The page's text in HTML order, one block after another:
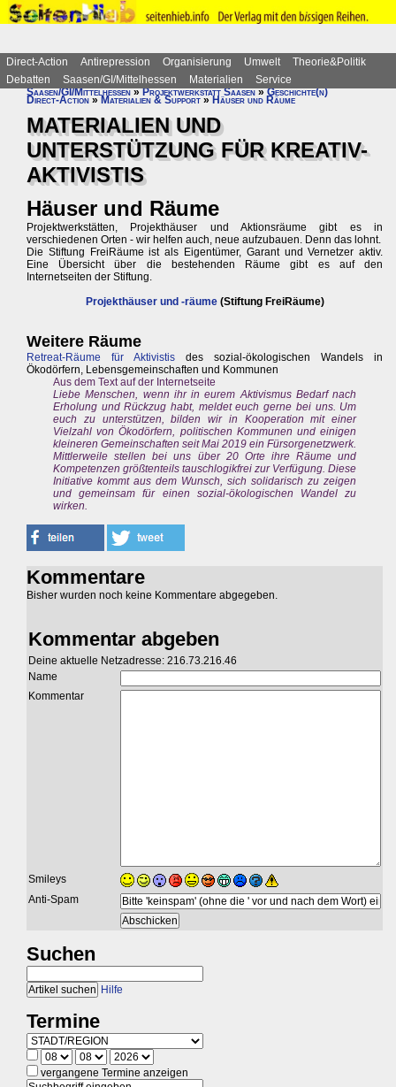
Direct-Action Antirepression Organisierung Umwelt
Theorie&Politik
Debatten
Saasen/GI/Mittelhessen Materialien
Service
Saasen/GI/Mittelhessen»Projektwerkstatt Saasen»Geschichte(n)
Direct-Action » Materialien & Support » Häuser und Räume
MATERIALIEN UND
UNTERSTÜTZUNG FÜR KREATIV-
AKTIVISTIS
Häuser und Räume
Projektwerkstätten, Projekthäuser und Aktionsräume gibt es in
verschiedenen Orten - wir helfen auch, neue aufzubauen. Denn das lohnt.
Die Stiftung FreiRäume ist als Eigentümer, Garant und Vernetzer aktiv.
Eine Übersicht über die bestehenden Räume gibt es auf den
Internetseiten der Stiftung.
Projekthäuser und -räume(Stiftung FreiRäume)
Weitere Räume
Retreat-Räume für Aktivistis des sozial-ökologischen Wandels in
Ökodörfern, Lebensgemeinschaften und Kommunen
Aus dem Text auf der Internetseite
Liebe Menschen, wenn ihr in eurem Aktivismus Bedarf nach
Erholung und Rückzug habt, meldet euch gerne bei uns. Um
euch zu unterstützen, bilden wir in Kooperation mit einer
Vielzahl von Ökodörfern, politischen Kommunen und einigen
kleineren Gemeinschaften seit Mai 2019 ein Fürsorgenetzwerk.
Mittlerweile stellen bei uns über 20 Orte ihre Räume und
Kompetenzen größtenteils tauschlogikfrei zur Verfügung. Diese
Initiative kommt aus dem Wunsch, sich solidarisch zu zeigen
und gemeinsam für einen sozial-ökologischen Wandel zu
wirken.
Kommentare
Bisher wurden noch keine Kommentare abgegeben.
Kommentar abgeben
Deine aktuelle Netzadresse: 216.73.216.46
Name
Kommentar
Smileys
Anti-Spam
Suchen
Hilfe
Termine
vergangene Termine anzeigen